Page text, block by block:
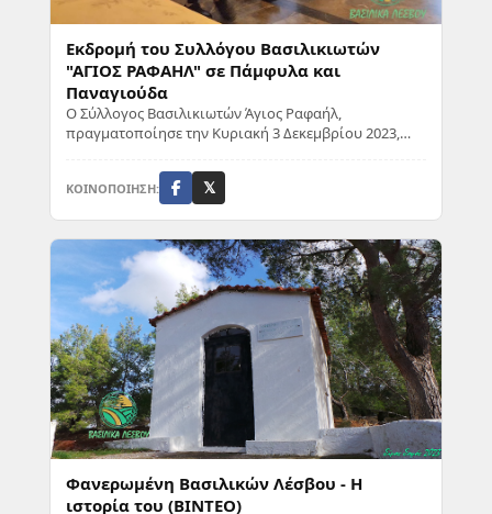
Εκδρομή του Συλλόγου Βασιλικιωτών
"ΑΓΙΟΣ ΡΑΦΑΗΛ" σε Πάμφυλα και
Παναγιούδα
Ο Σύλλογος Βασιλικιωτών Άγιος Ραφαήλ,
πραγματοποίησε την Κυριακή 3 Δεκεμβρίου 2023,
επίσκεψη στην α...
ΚΟΙΝΟΠΟΙΗΣΗ: 𝕏
Φανερωμένη Βασιλικών Λέσβου - Η
ιστορία του (ΒΙΝΤΕΟ)